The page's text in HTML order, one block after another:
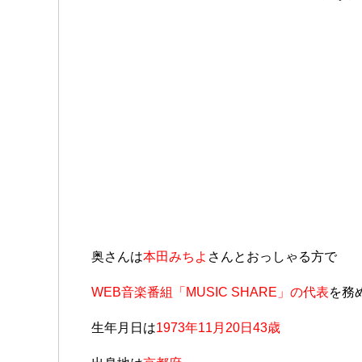
奥さんは本田みちよ さんとおっしゃる方で
WEB音楽番組「MUSIC SHARE」の代表を務
生年月日は1973年11月20日43歳